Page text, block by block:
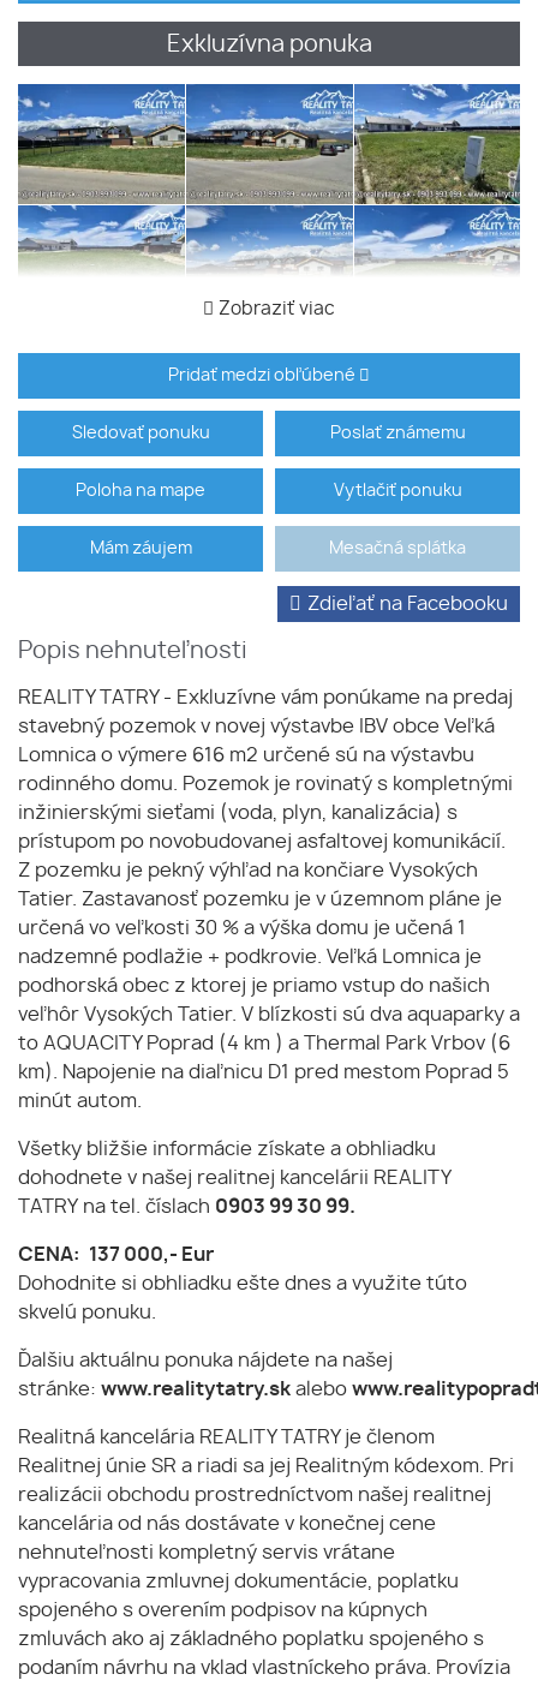
Exkluzívna ponuka
Zobraziť viac
Pridať medzi obľúbené
Sledovať ponuku Poslať známemu
Poloha na mape Vytlačiť ponuku
Mám záujem Mesačná splátka
Popis nehnuteľnosti
Zdieľať na Facebooku
REALITY TATRY - Exkluzívne vám ponúkame na predaj
stavebný pozemok v novej výstavbe IBV obce Veľká
Lomnica o výmere 616 m2 určené sú na výstavbu
rodinného domu. Pozemok je rovinatý s kompletnými
inžinierskými sieťami (voda, plyn, kanalizácia) s
prístupom po novobudovanej asfaltovej komunikácií.
Z pozemku je pekný výhľad na končiare Vysokých
Tatier. Zastavanosť pozemku je v územnom pláne je
určená vo veľkosti 30 % a výška domu je učená 1
nadzemné podlažie + podkrovie. Veľká Lomnica je
podhorská obec z ktorej je priamo vstup do našich
veľhôr Vysokých Tatier. V blízkosti sú dva aquaparky a
to AQUACITY Poprad (4 km ) a Thermal Park Vrbov (6
km). Napojenie na diaľnicu D1 pred mestom Poprad 5
minút autom.
Všetky bližšie informácie získate a obhliadku
dohodnete v našej realitnej kancelárii REALITY
TATRY na tel. číslach 0903 99 30 99.
CENA:
137 000,- Eur
Dohodnite si obhliadku ešte dnes a využite túto
skvelú ponuku.
Ďalšiu aktuálnu ponuka nájdete na našej
stránke: www.realitytatry.sk alebo
Realitná kancelária REALITY TATRY je členom
Realitnej únie SR a riadi sa jej Realitným kódexom. Pri
realizácii obchodu prostredníctvom našej realitnej
kancelária od nás dostávate v konečnej cene
nehnuteľnosti kompletný servis vrátane
vypracovania zmluvnej dokumentácie, poplatku
spojeného s overením podpisov na kúpnych
zmluvách ako aj základného poplatku spojeného s
podaním návrhu na vklad vlastníckeho práva. Provízia